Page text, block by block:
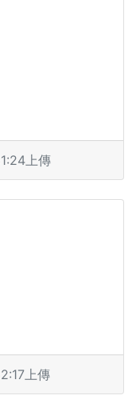
上傳
上傳